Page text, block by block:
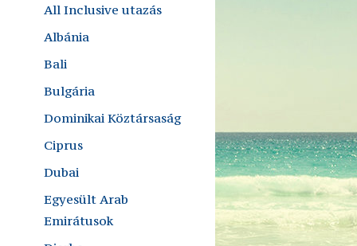
All Inclusive utazás
Albánia
Bali
Bulgária
Dominikai Köztársaság
Ciprus
Dubai
Egyesült Arab
Emirátusok